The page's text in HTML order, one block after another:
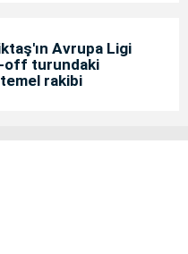
Avrupa Ligi
off turundaki
rakibi